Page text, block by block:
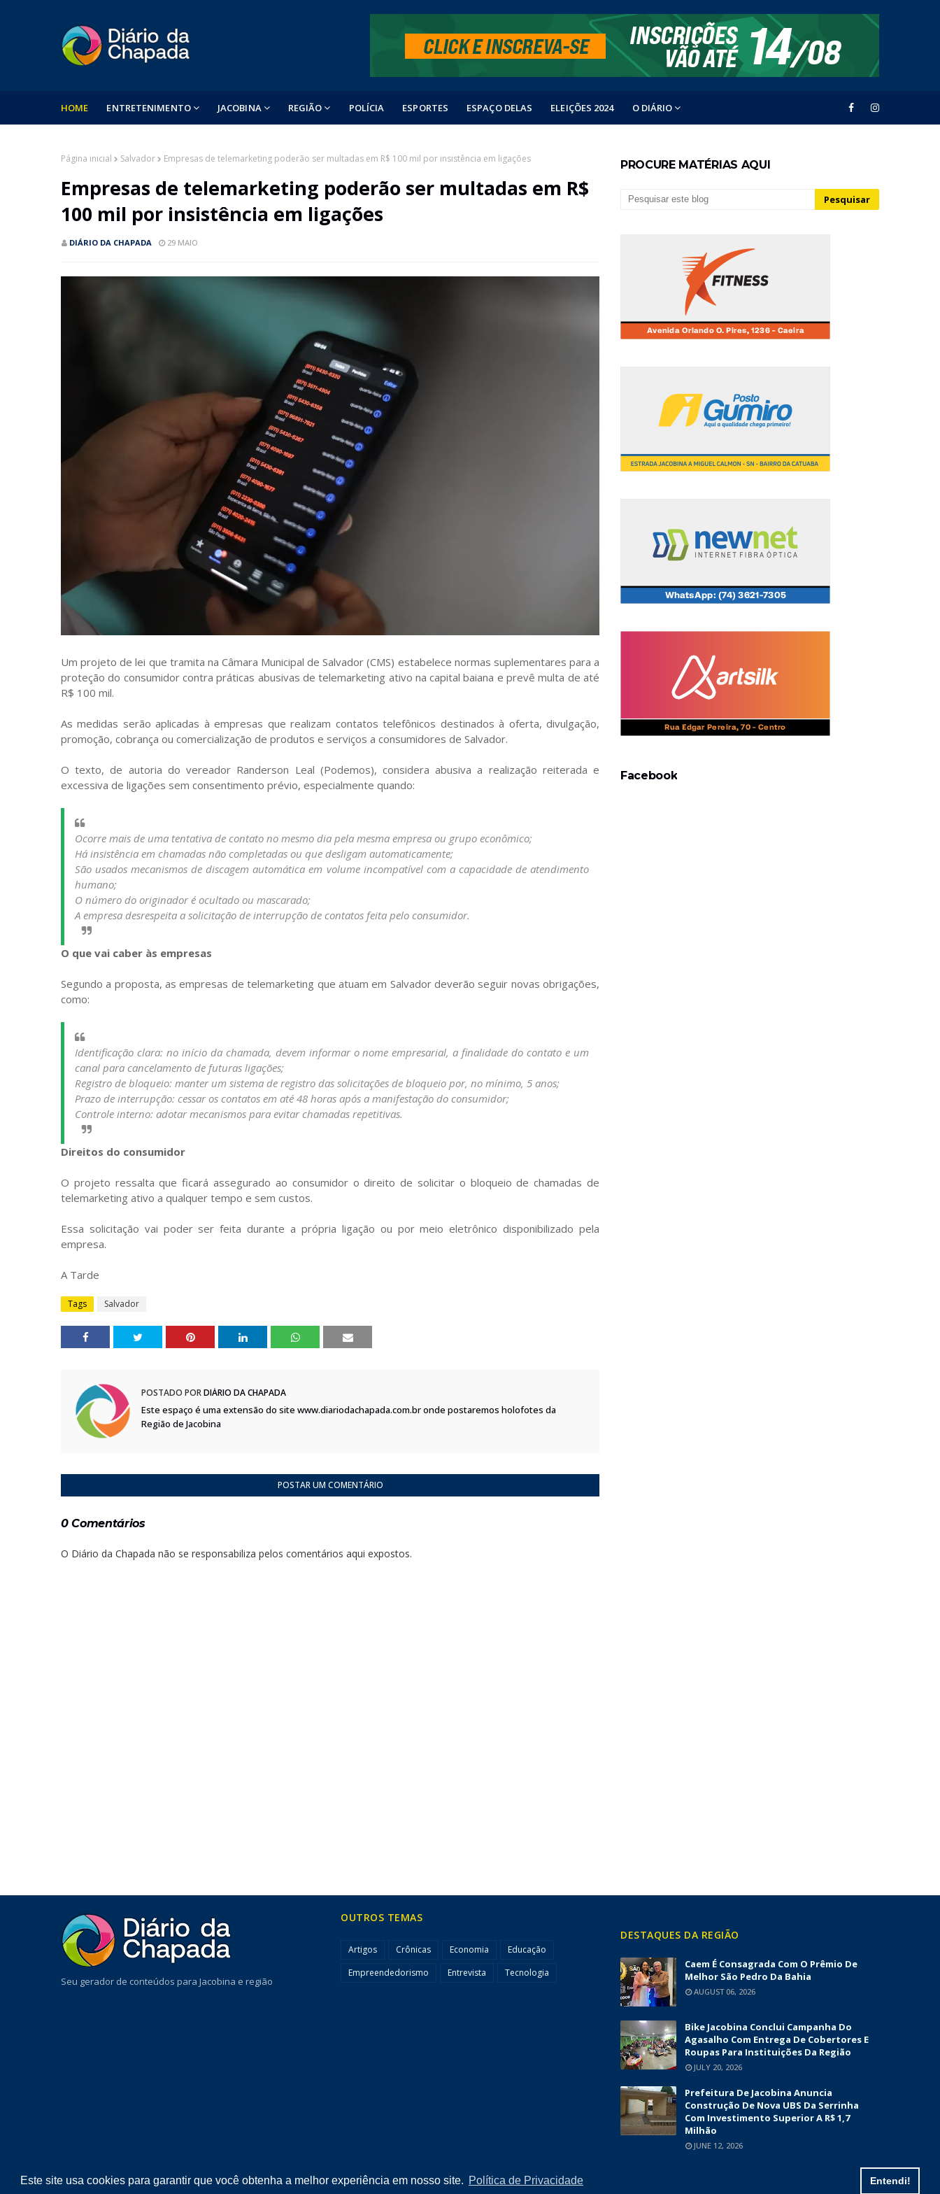
Este site usa cookies para garantir que você obtenha a melhor experiência em nosso site. Política de Privacidade Entendi!
HOME ENTRETENIMENTO JACOBINA REGIÃO POLÍCIA ESPORTES ESPAÇO DELAS ELEIÇÕES 2024 O DIÁRIO
Página inicial Salvador Empresas de telemarketing poderão ser multadas em R$ 100 mil por insistência em ligações
Empresas de telemarketing poderão ser multadas em R$
100 mil por insistência em ligações
DIÁRIO DA CHAPADA 29 MAIO
Um projeto de lei que tramita na Câmara Municipal de Salvador (CMS) estabelece normas suplementares para a
proteção do consumidor contra práticas abusivas de telemarketing ativo na capital baiana e prevê multa de até
R$ 100 mil.
As medidas serão aplicadas à empresas que realizam contatos telefônicos destinados à oferta, divulgação,
promoção, cobrança ou comercialização de produtos e serviços a consumidores de Salvador.
O texto, de autoria do vereador Randerson Leal (Podemos), considera abusiva a realização reiterada e
excessiva de ligações sem consentimento prévio, especialmente quando:
Ocorre mais de uma tentativa de contato no mesmo dia pela mesma empresa ou grupo econômico;
Há insistência em chamadas não completadas ou que desligam automaticamente;
São usados mecanismos de discagem automática em volume incompatível com a capacidade de atendimento
humano;
O número do originador é ocultado ou mascarado;
A empresa desrespeita a solicitação de interrupção de contatos feita pelo consumidor.
O que vai caber às empresas
Segundo a proposta, as empresas de telemarketing que atuam em Salvador deverão seguir novas obrigações,
como:
Identificação clara: no início da chamada, devem informar o nome empresarial, a finalidade do contato e um
canal para cancelamento de futuras ligações;
Registro de bloqueio: manter um sistema de registro das solicitações de bloqueio por, no mínimo, 5 anos;
Prazo de interrupção: cessar os contatos em até 48 horas após a manifestação do consumidor;
Controle interno: adotar mecanismos para evitar chamadas repetitivas.
Direitos do consumidor
O projeto ressalta que ficará assegurado ao consumidor o direito de solicitar o bloqueio de chamadas de
telemarketing ativo a qualquer tempo e sem custos.
Essa solicitação vai poder ser feita durante a própria ligação ou por meio eletrônico disponibilizado pela
empresa.
A Tarde
Tags Salvador
POSTADO PORDIÁRIO DA CHAPADA
Este espaço é uma extensão do site www.diariodachapada.com.br onde postaremos holofotes da
Região de Jacobina
POSTAR UM COMENTÁRIO
0 Comentários
O Diário da Chapada não se responsabiliza pelos comentários aqui expostos.
PROCURE MATÉRIAS AQUI
Facebook
Seu gerador de conteúdos para Jacobina e região
OUTROS TEMAS
Artigos Crônicas Economia
Educação
Empreendedorismo
Entrevista Tecnologia
DESTAQUES DA REGIÃO
Caem É Consagrada Com O Prêmio De
Melhor São Pedro Da Bahia
AUGUST 06, 2026
Bike Jacobina Conclui Campanha Do
Agasalho Com Entrega De Cobertores E
Roupas Para Instituições Da Região
JULY 20, 2026
Prefeitura De Jacobina Anuncia
Construção De Nova UBS Da Serrinha
Com Investimento Superior A R$ 1,7
Milhão
JUNE 12, 2026
COPYRIGHT ©2026DIÁRIO DA CHAPADA Home Quem Somos Termos e Condições